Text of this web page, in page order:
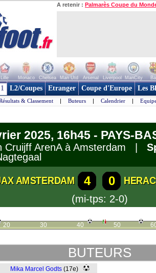
A retenir : Palmarès Coupe du
Lille Monaco Chelsea Man Utd Arsenal Liverpool ManCity
L2/Coupes Etranger Coupe d'Europe Les
& Classement | Buteurs | Calendrier |
2025, 16h45 - PAYS-
Cruijff ArenA à Amsterdam |
AMSTERDAM 4 0
(mi-tps: 2-0)
20 30 40 50
BUTEURS
Mika Marcel Godts (17e)